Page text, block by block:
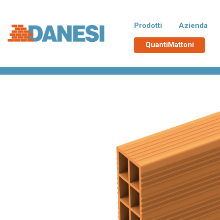
Prodotti Azienda
QuantiMattoni
Normablok Più CAM
da materie prime rinnovabili e non fossili.
termici
Blocchi in laterizio porizzati con elevate
prestazioni per murature portanti, anche
in zona sismica, e di tamponamento.
Blocchi
zona
Malte e accessori